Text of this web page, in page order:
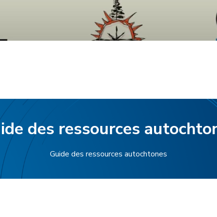
des ressources
Guide des ressources autochtones